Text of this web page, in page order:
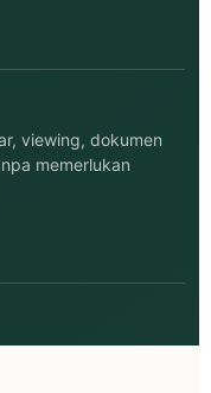
viewing, dokumen
memerlukan